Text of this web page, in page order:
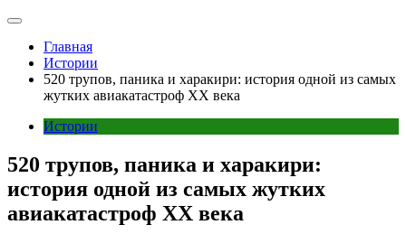
Главная
Истории
520 трупов, паника и харакири: история одной из самых
жутких авиакатастроф XX века
Истории
520 трупов, паника и харакири:
история одной из самых жутких
авиакатастроф XX века